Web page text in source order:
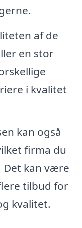
af de
en stor
i kvalitet
kan også
firma du
kan være
tilbud for
kvalitet.